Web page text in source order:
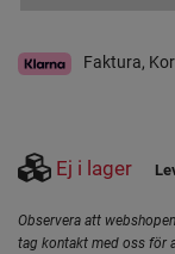
Faktura,
Ej i lager
Observera att
tag kontakt med oss för